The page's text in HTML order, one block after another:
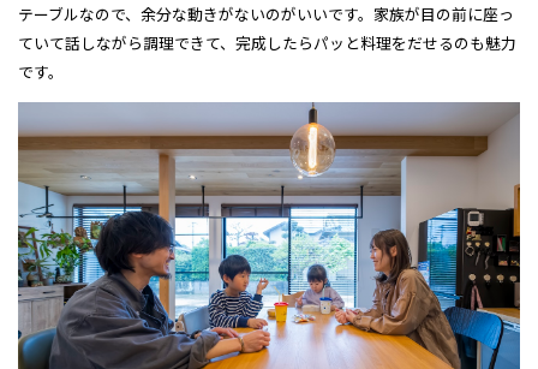
テーブルなので、余分な動きがないのがいいです。家族が目の前に座っ
ていて話しながら調理できて、完成したらパッと料理をだせるのも魅力
です。